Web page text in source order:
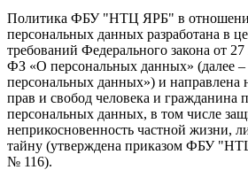
Политика ФБУ "НТЦ ЯРБ" в
персональных данных разработана в
требований Федерального закона от
ФЗ «О персональных данных» (далее
персональных данных») и направлена
прав и свобод человека и гражданина
персональных данных, в том числе
неприкосновенность частной жизни,
тайну (утверждена приказом ФБУ
№ 116).